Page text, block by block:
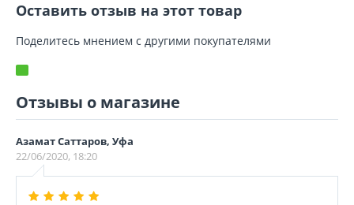
Оставить отзыв на этот товар
Поделитесь мнением с другими покупателями
Отзывы о магазине
Азамат Саттаров, Уфа
22/06/2020, 18:20